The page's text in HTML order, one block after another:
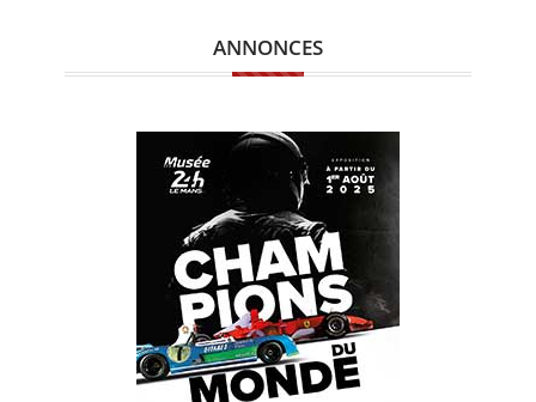
ANNONCES